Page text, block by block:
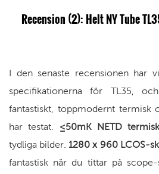
Recension (2): Helt NY Tube
I den senaste recensionen har
specifikationerna för TL35,
fantastiskt, toppmodernt termisk
har testat. ≤50mK NETD
tydliga bilder. 1280 x 960 LCOS-
fantastisk när du tittar på